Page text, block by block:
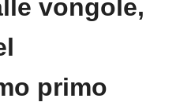
vongole,
primo